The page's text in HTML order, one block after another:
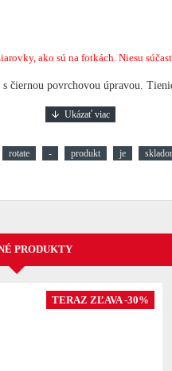
ako sú na fotkách. Niesu
čiernou povrchovou úpravou.
rotate - produkt je
PRODUKTY
TERAZ ZĽAVA -30%